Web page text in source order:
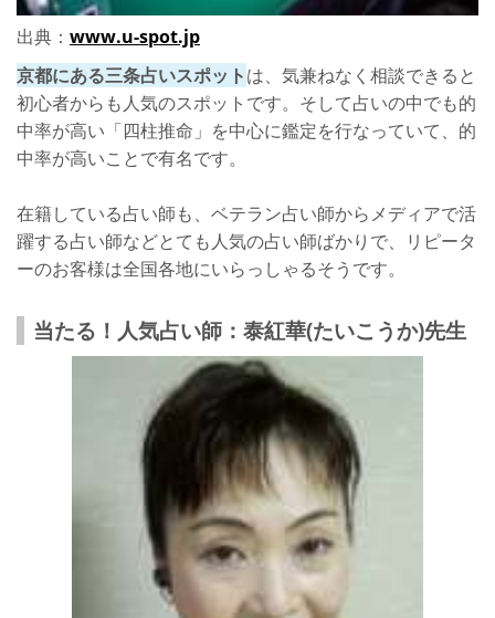
出典： www.u-spot.jp
京都にある三条占いスポットは、気兼ねなく相談できると
初心者からも人気のスポットです。そして占いの中でも的
中率が高い「四柱推命」を中心に鑑定を行なっていて、的
中率が高いことで有名です。
在籍している占い師も、ベテラン占い師からメディアで活
躍する占い師などとても人気の占い師ばかりで、リピータ
ーのお客様は全国各地にいらっしゃるそうです。
当たる！人気占い師：泰紅華(たいこうか)先生